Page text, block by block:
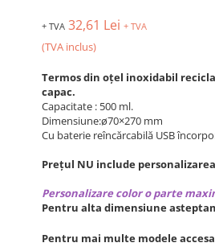
+ TVA 32,61 Lei + TVA
(TVA inclus)
Termos din oțel inoxidabil
capac.
Capacitate : 500 ml.
Dimensiune:ø70×270 mm
Cu baterie reîncărcabilă USB
Prețul NU include personalizarea
Personalizare color o parte
Pentru alta dimensiune
Pentru mai multe modele